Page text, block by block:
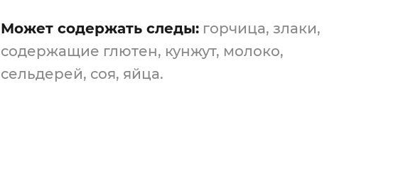
Может содержать следы: горчица, злаки,
содержащие глютен, кунжут, молоко,
сельдерей, соя, яйца.